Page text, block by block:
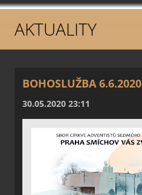
AKTUALITY
BOHOSLUŽBA 6.6.2020
30.05.2020 23:11